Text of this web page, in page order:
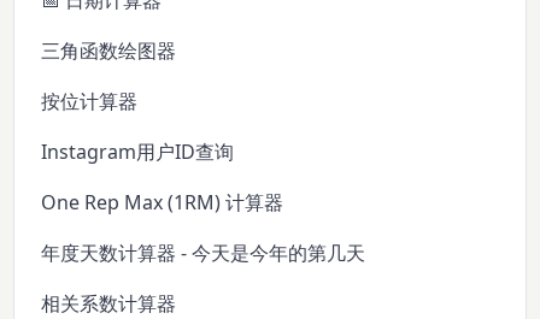
三角函数绘图器
按位计算器
Instagram用户ID查询
One Rep Max (1RM) 计算器
年度天数计算器 - 今天是今年的第几天
相关系数计算器